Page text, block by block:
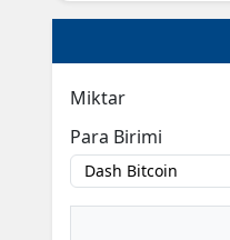
Miktar
Para Birimi